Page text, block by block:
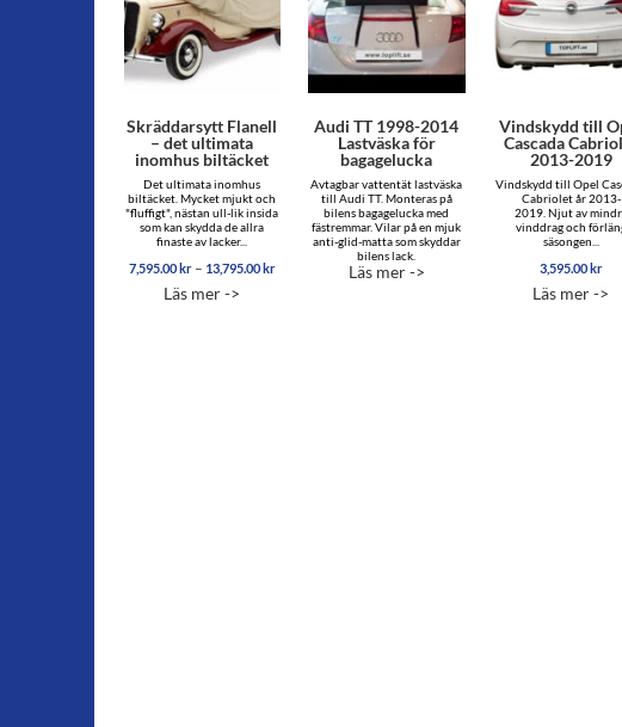
Skräddarsytt Flanell
– det ultimata
inomhus biltäcket
Det ultimata inomhus
biltäcket. Mycket mjukt och
"fluffigt", nästan ull-lik insida
som kan skydda de allra
finaste av lacker...
7,595.00kr – 13,795.00krPrisintervall:
Läs mer ->
Audi TT 1998-2014
Lastväska för
bagagelucka
Avtagbar vattentät lastväska
till Audi TT. Monteras på
bilens bagagelucka med
fästremmar. Vilar på en mjuk
anti-glid-matta som skyddar
bilens lack.
Läs mer ->
Vindskydd till
Cascada
2013-2019
Vindskydd till Opel
Cabriolet år 2013-
2019. Njut av
vinddrag och
säsongen...
3,595.00kr
Läs mer ->